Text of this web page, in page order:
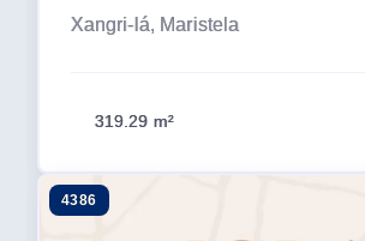
Xangri-lá, Maristela
319.29 m²
4386